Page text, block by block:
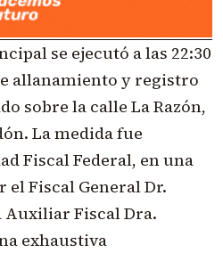
se ejecutó a las 22:30
allanamiento y registro
sobre la calle La Razón,
La medida fue
Fiscal Federal, en una
el Fiscal General Dr.
Auxiliar Fiscal Dra.
exhaustiva